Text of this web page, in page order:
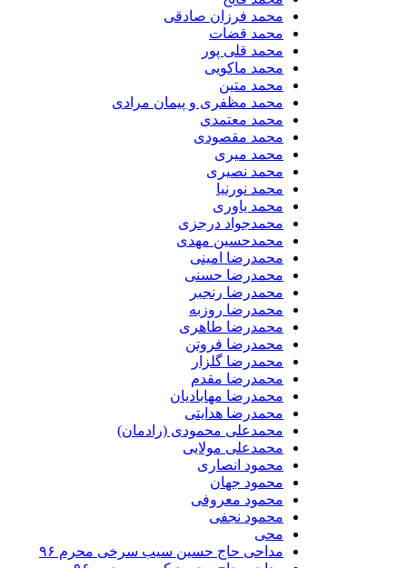
محمد فرزان صادقی
محمد قضات
محمد قلی پور
محمد ماکویی
محمد متین
محمد مظفری و پیمان مرادی
محمد معتمدی
محمد مقصودی
محمد میری
محمد نصیری
محمد نورنیا
محمد یاوری
محمدجواد درجزی
محمدحسین مهدی
محمدرضا امینی
محمدرضا حسنی
محمدرضا رنجبر
محمدرضا روزبه
محمدرضا طاهری
محمدرضا فروتن
محمدرضا گلزار
محمدرضا مقدم
محمدرضا مهابادیان
محمدرضا هدایتی
محمدعلی محمودی (رادمان)
محمدعلی مولایی
محمود انصاری
محمود جهان
محمود معروفی
محمود نجفی
محی
مداحی حاج حسین سیب سرخی محرم ۹۶